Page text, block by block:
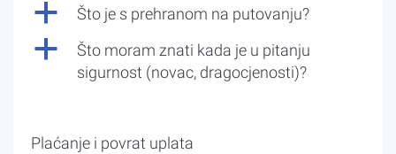
a Što je s prehranom na putovanju?
a
Što moram znati kada je u pitanju
sigurnost (novac, dragocjenosti)?
Plaćanje i povrat uplata